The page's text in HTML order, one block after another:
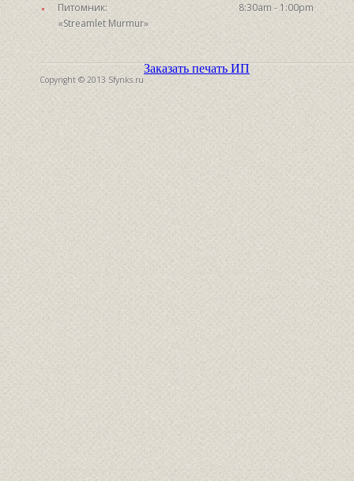
Питомник:
«Streamlet Murmur»
8:30am - 1:00pm
Copyright © 2013 Sfynks.ru
Заказать печать ИП